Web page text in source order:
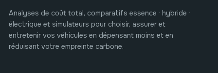
Analyses de coût total, comparatifs essence · hybride ·
électrique et simulateurs pour choisir, assurer et
entretenir vos véhicules en dépensant moins et en
réduisant votre empreinte carbone.